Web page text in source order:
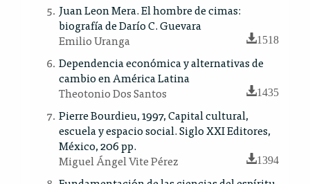
Juan Leon Mera. El hombre de cimas:
biografía de Darío C. Guevara
Emilio Uranga
1518
Dependencia económica y alternativas de
cambio en América Latina
Theotonio Dos Santos
1435
Pierre Bourdieu, 1997, Capital cultural,
escuela y espacio social. Siglo XXI Editores,
México, 206 pp.
Miguel Ángel Vite Pérez
1394